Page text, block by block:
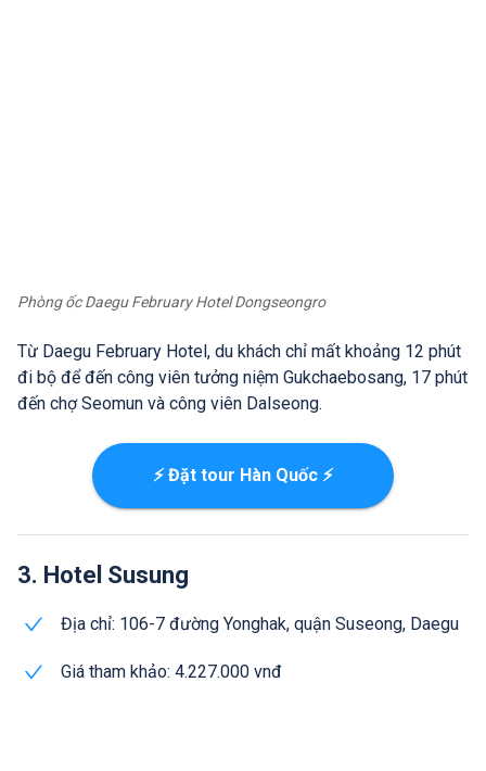
Phòng ốc Daegu February Hotel Dongseongro
Từ Daegu February Hotel, du khách chỉ mất khoảng 12 phút
đi bộ để đến công viên tưởng niệm Gukchaebosang, 17 phút
đến chợ Seomun và công viên Dalseong.
⚡ Đặt tour Hàn Quốc ⚡
3. Hotel Susung
Địa chỉ: 106-7 đường Yonghak, quận Suseong, Daegu
Giá tham khảo: 4.227.000 vnđ